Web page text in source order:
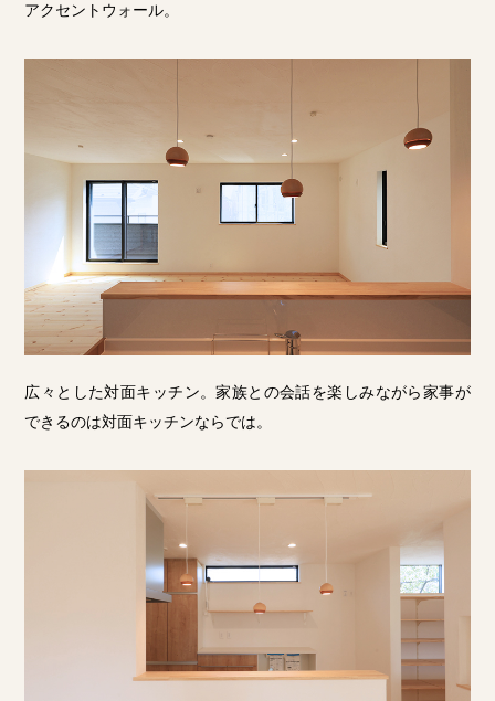
アクセントウォール。
広々とした対面キッチン。家族との会話を楽しみながら家事が
できるのは対面キッチンならでは。